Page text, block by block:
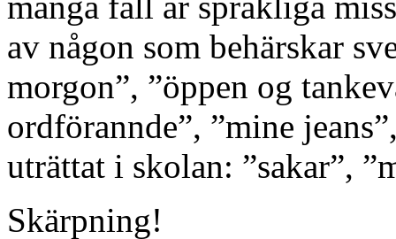
av någon som behärskar
morgon”, ”öppen og
ordförannde”, ”mine
uträttat i skolan: ”sakar”,
Skärpning!